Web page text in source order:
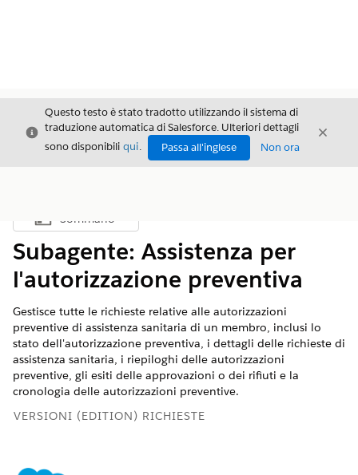
Chiudi
Questo testo è stato tradotto utilizzando il sistema di
traduzione automatica di Salesforce. Ulteriori dettagli
sono disponibili qui. Passa all'inglese Non ora
Chiudi
Mostra sommario
Sommario
Subagente: Assistenza per
l'autorizzazione preventiva
Gestisce tutte le richieste relative alle autorizzazioni
preventive di assistenza sanitaria di un membro, inclusi lo
stato dell'autorizzazione preventiva, i dettagli delle richieste di
assistenza sanitaria, i riepiloghi delle autorizzazioni
preventive, gli esiti delle approvazioni o dei rifiuti e la
cronologia delle autorizzazioni preventive.
VERSIONI (EDITION) RICHIESTE